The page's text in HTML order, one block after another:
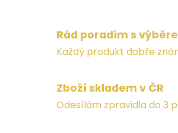
Rád poradím s
Každý produkt dobře
Zboží skladem v ČR
Odesílám zpravidla do 3